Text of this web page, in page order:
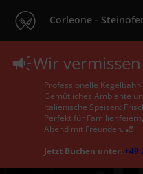
Corleone -
Wir
Professionelle
Gemütliches Ambiente
Italienische Speisen:
Perfekt für
Abend mit Freunden. 🎳
Jetzt Buchen unter:+49